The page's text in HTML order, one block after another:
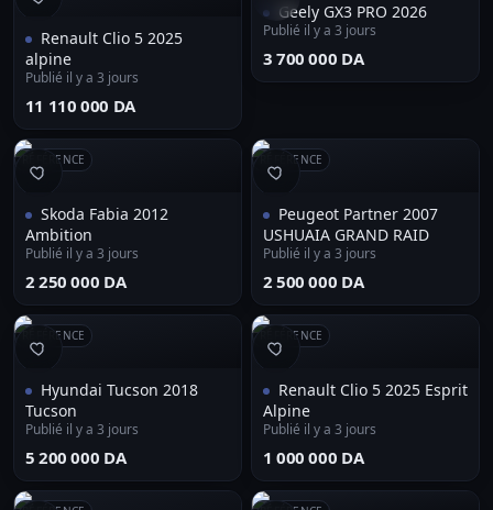
Renault Clio 5 2025
alpine
Publié il y a 3 jours
⁦11 110 000 DA⁩
Geely GX3 PRO 2026
Publié il y a 3 jours
⁦3 700 000 DA⁩
RÉFÉRENCE
Skoda Fabia 2012
Ambition
Publié il y a 3 jours
⁦2 250 000 DA⁩
RÉFÉRENCE
Peugeot Partner 2007
USHUAIA GRAND RAID
Publié il y a 3 jours
⁦2 500 000 DA⁩
RÉFÉRENCE
Hyundai Tucson 2018
Tucson
Publié il y a 3 jours
⁦5 200 000 DA⁩
RÉFÉRENCE
Renault Clio 5 2025 Esprit
Alpine
Publié il y a 3 jours
⁦1 000 000 DA⁩